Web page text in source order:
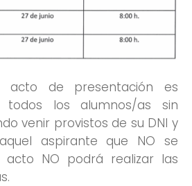
acto de presentación es
todos los alumnos/as sin
venir provistos de su DNI y
aspirante que NO se
NO podrá realizar las